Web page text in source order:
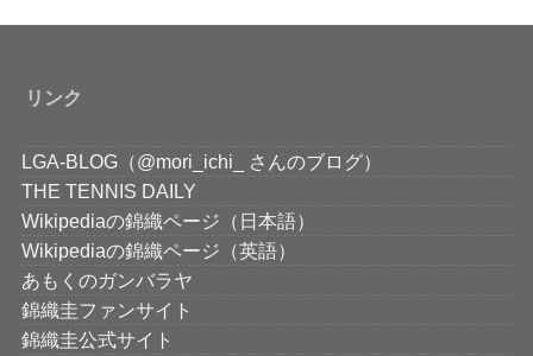
リンク
LGA-BLOG（@mori_ichi_ さんのブログ）
THE TENNIS DAILY
Wikipediaの錦織ページ（日本語）
Wikipediaの錦織ページ（英語）
あもくのガンバラヤ
錦織圭ファンサイト
錦織圭公式サイト